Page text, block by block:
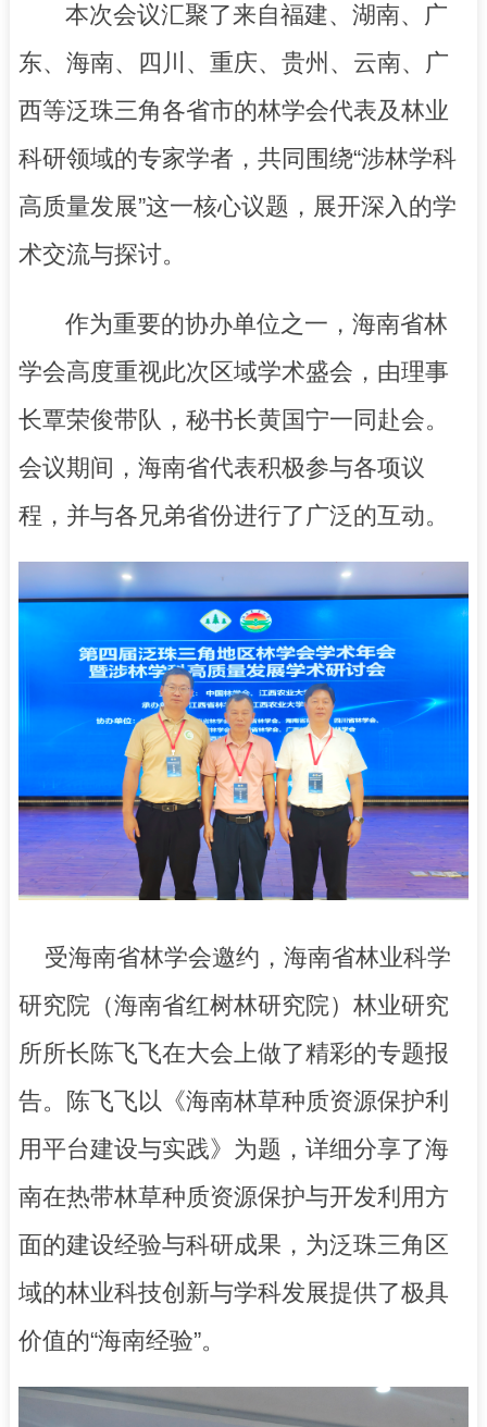
本次会议汇聚了来自福建、湖南、广
东、海南、四川、重庆、贵州、云南、广
西等泛珠三角各省市的林学会代表及林业
科研领域的专家学者，共同围绕“涉林学科
高质量发展”这一核心议题，展开深入的学
术交流与探讨。
作为重要的协办单位之一，海南省林
学会高度重视此次区域学术盛会，由理事
长覃荣俊带队，秘书长黄国宁一同赴会。
会议期间，海南省代表积极参与各项议
程，并与各兄弟省份进行了广泛的互动。
受海南省林学会邀约，海南省林业科学
研究院（海南省红树林研究院）林业研究
所所长陈飞飞在大会上做了精彩的专题报
告。陈飞飞以《海南林草种质资源保护利
用平台建设与实践》为题，详细分享了海
南在热带林草种质资源保护与开发利用方
面的建设经验与科研成果，为泛珠三角区
域的林业科技创新与学科发展提供了极具
价值的“海南经验”。